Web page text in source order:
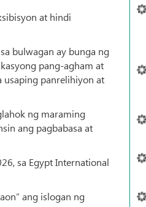
at hindi
bulwagan ay bunga ng
pang-agham at
usaping panrelihiyon at
ng maraming
ang pagbabasa at
sa Egypt International
ang islogan ng